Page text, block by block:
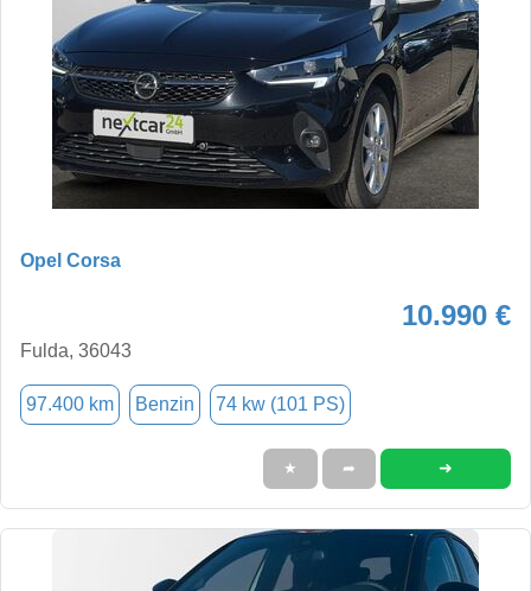
Opel Corsa
10.990 €
Fulda, 36043
97.400 km Benzin 74 kw (101 PS)
★ ➦ ➜